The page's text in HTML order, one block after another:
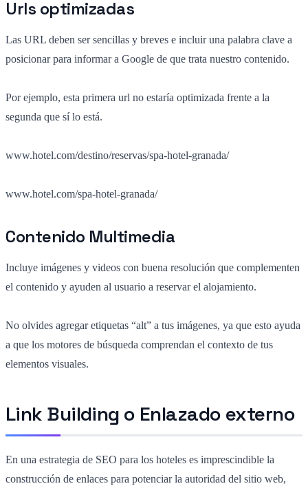
Urls optimizadas
Las URL deben ser sencillas y breves e incluir una palabra clave a
posicionar para informar a Google de que trata nuestro contenido.
Por ejemplo, esta primera url no estaría optimizada frente a la
segunda que sí lo está.
www.hotel.com/destino/reservas/spa-hotel-granada/
www.hotel.com/spa-hotel-granada/
Contenido Multimedia
Incluye imágenes y videos con buena resolución que complementen
el contenido y ayuden al usuario a reservar el alojamiento.
No olvides agregar etiquetas “alt” a tus imágenes, ya que esto ayuda
a que los motores de búsqueda comprendan el contexto de tus
elementos visuales.
Link Building o Enlazado externo
En una estrategia de SEO para los hoteles es imprescindible la
construcción de enlaces para potenciar la autoridad del sitio web,